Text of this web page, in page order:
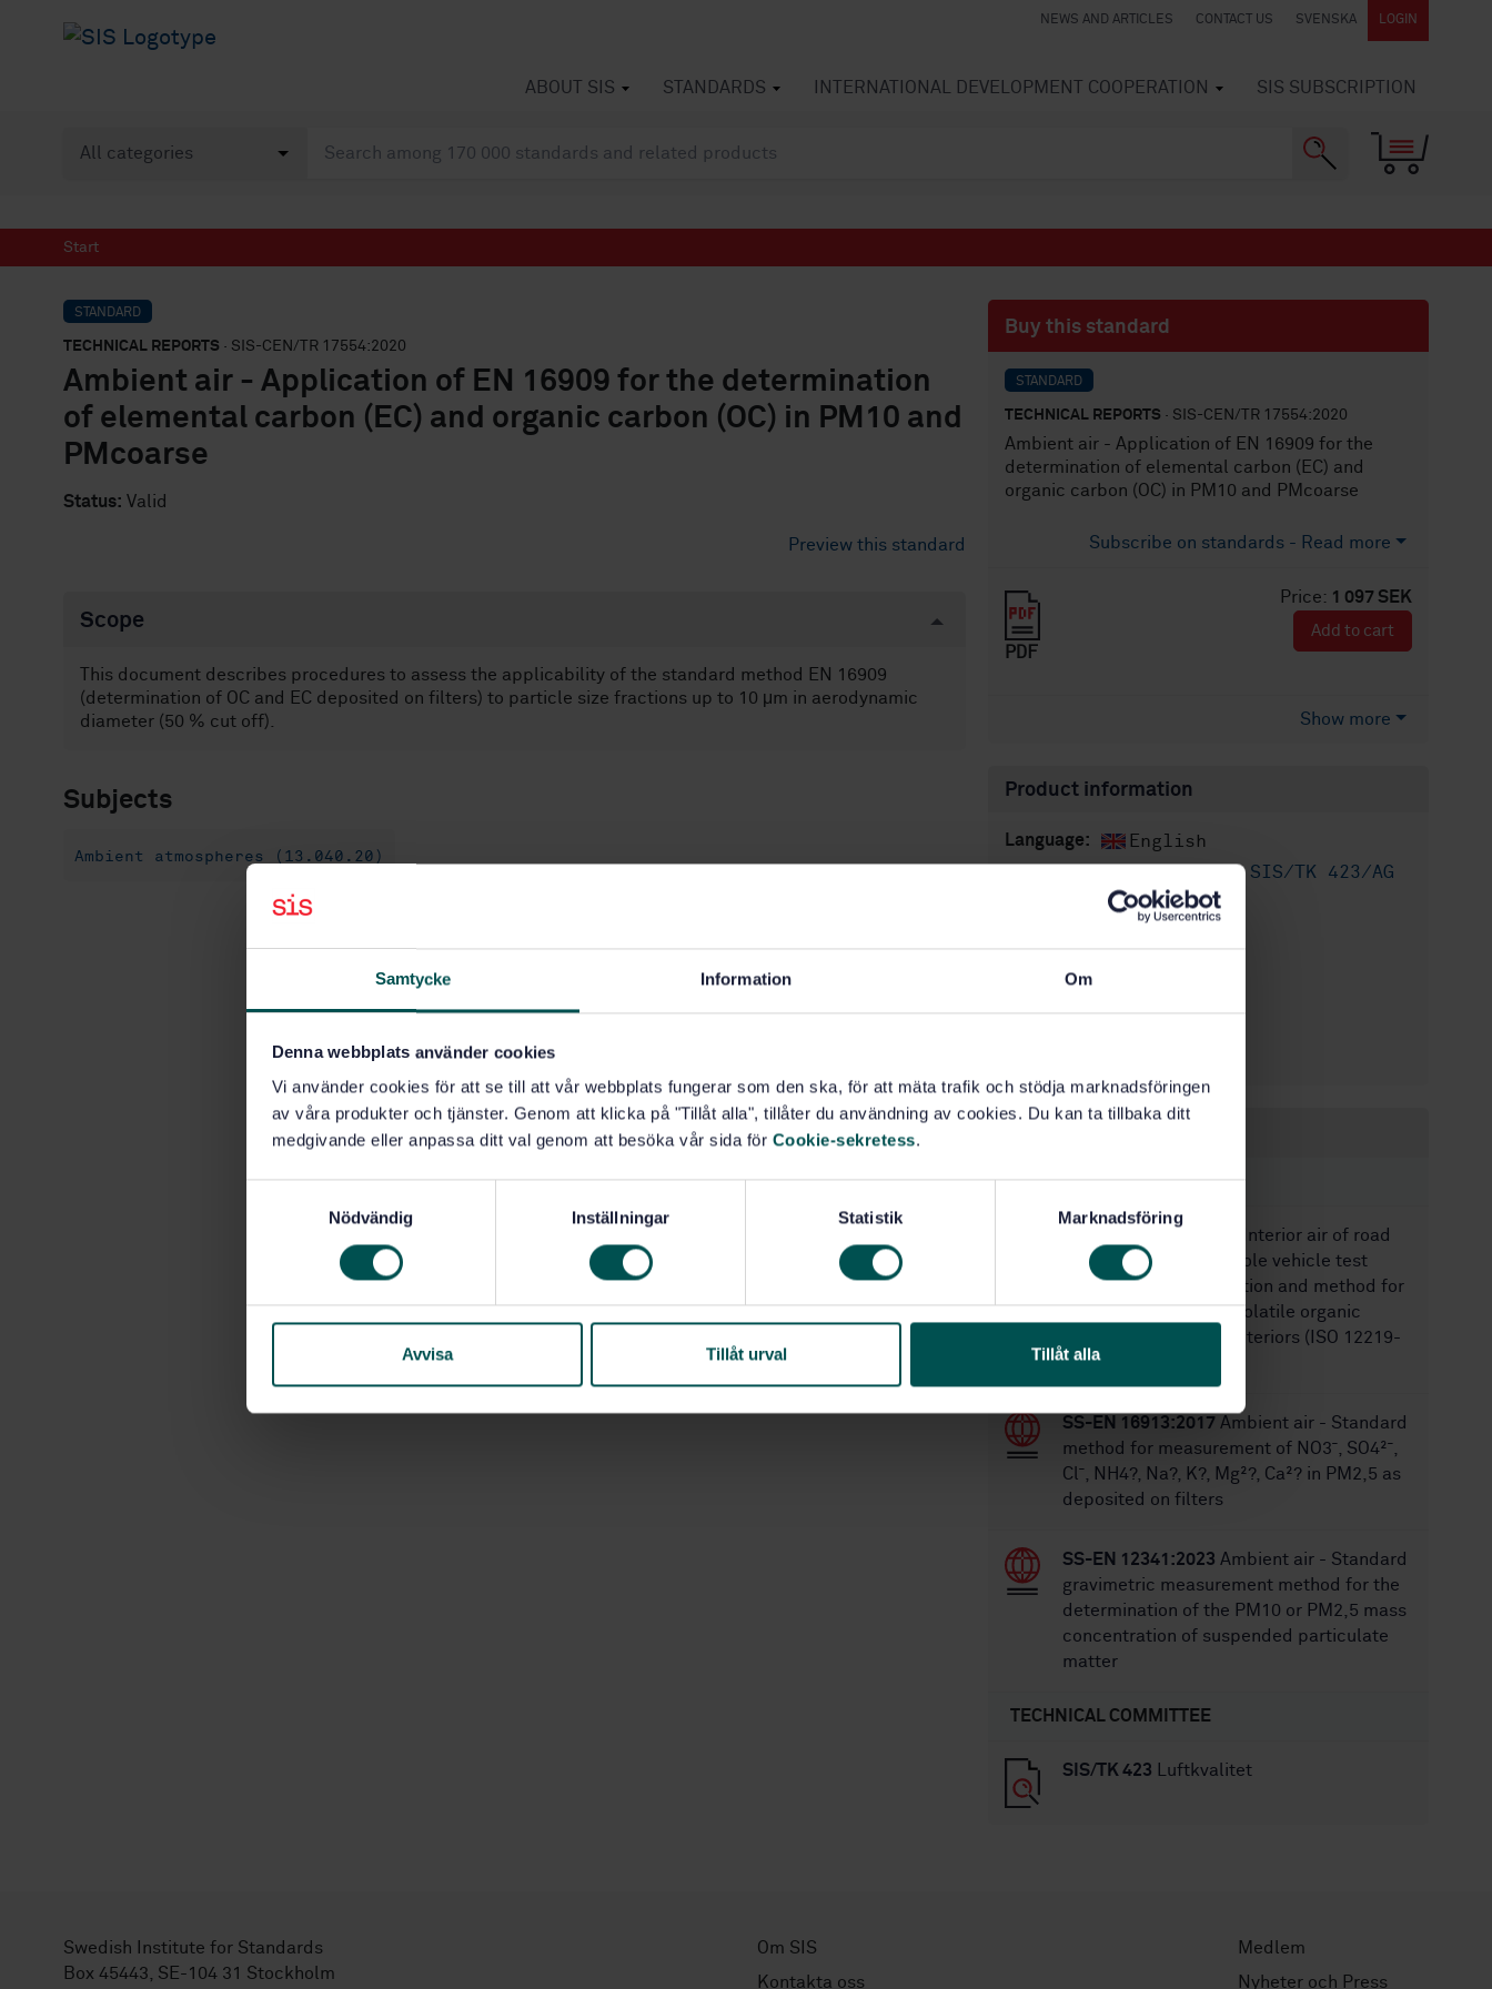
Samtycke Information Om
Denna webbplats använder cookies
Vi använder cookies för att se till att vår webbplats fungerar som den ska, för att mäta trafik och stödja marknadsföringen
av våra produkter och tjänster. Genom att klicka på "Tillåt alla", tillåter du användning av cookies. Du kan ta tillbaka ditt
medgivande eller anpassa ditt val genom att besöka vår sida för Cookie-sekretess.
s
Nödvändig Inställningar Statistik Marknadsföring
Avvisa Tillåt urval Tillåt alla
NEWS AND ARTICLES CONTACT US SVENSKA LOGIN
ABOUT SIS STANDARDS INTERNATIONAL DEVELOPMENT COOPERATION SIS SUBSCRIPTION
Start
STANDARD
TECHNICAL REPORTS · SIS-CEN/TR 17554:2020
Ambient air - Application of EN 16909 for the determination
of elemental carbon (EC) and organic carbon (OC) in PM10 and
PMcoarse
Status: Valid
Preview this standard
Scope
This document describes procedures to assess the applicability of the standard method EN 16909
(determination of OC and EC deposited on filters) to particle size fractions up to 10 μm in aerodynamic
diameter (50 % cut off).
Subjects
Ambient atmospheres (13.040.20)
Buy this standard
STANDARD
TECHNICAL REPORTS · SIS-CEN/TR 17554:2020
Ambient air - Application of EN 16909 for the
determination of elemental carbon (EC) and
organic carbon (OC) in PM10 and PMcoarse
Subscribe on standards - Read more
Price: 1 097 SEK
PDF
Add to cart
Show more
Product information
Language: English
Utomhusluft, SIS/TK 423/AG
International title:
1
STANDARDS
Interior air of road
vehicles — Part 1: Whole vehicle test
chamber — Specification and method for
the determination of volatile organic
compounds in cabin interiors (ISO 12219-
1:2021, IDT)
SS-EN 16913:2017 Ambient air - Standard
method for measurement of NO3¯, SO4²¯,
Cl¯, NH4?, Na?, K?, Mg²?, Ca²? in PM2,5 as
deposited on filters
SS-EN 12341:2023 Ambient air - Standard
gravimetric measurement method for the
determination of the PM10 or PM2,5 mass
concentration of suspended particulate
matter
TECHNICAL COMMITTEE
SIS/TK 423 Luftkvalitet
Swedish Institute for Standards
Box 45443, SE-104 31 Stockholm
Om SIS
Kontakta oss
Medlem
Nyheter och Press